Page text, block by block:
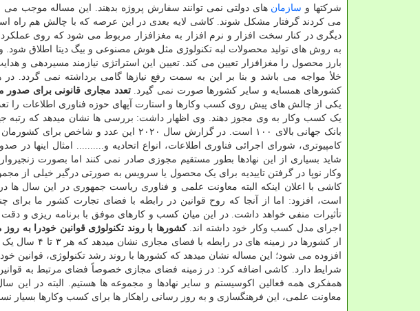
شرکتها و سازمان های دولتی نمی توانند سفارش پروژه بدهند. این مساله موجب
می کردند گرفتار مشکل شوند. کاشی لایه بعدی در این عرصه که با چالش هم راه
دیگری در کنار سخت افزار و نرم افزار به مغزافزار مربوط می شود که روی عملکرد
به روش های تولید محصولات لبه تکنولوژی مثل هوش مصنوعی و بیگ دیتا اطلاق
بارز محصول را مغزافزار تعیین می کند. تعیین این استراتژی نیازمند مسیردهی و
خلأ مواجه می باشد و بنا بر این به سمت رفع نیازها گامی برداشته نمی گردد.
کشورهای همسایه و سایر کشورها صورت نمی گیرد.تعدد مجاری قانونی برای
یکی از چالش های پیش روی کسب وکارها و استارت آپهای حوزه فناوری اطلاعات را تعدد
یک کسب وکار به وی مجوز دهند. وی اظهار داشت: بررسی ها نشان میدهد که رتبه
کامپیوتری، شورای اجرائی فناوری اطلاعات، انواع اتحادیه و.......... امثال اینها
شاید بسیاری از این نهادها بطور مستقیم مجوزی صادر نمی کنند اما بصورت
وکار نوپا در گرفتن تاییدیه برای یک محصول یا سرویس به صورتی درگیر خیلی از
کاشی با اعلان اینکه البته معاونت علمی و فناوری ریاست جمهوری در این سال ها
است، افزود: اما از آنجا که روح قوانین در رابطه با فضای تجارت کشور ما
تأثیرات منفی خواهد داشت. در این میان کسب و کارهای موفق با برنامه ریزی و
اجرای مدل کسب وکار خود داشته اند.کشورها با روند تکنولوژی قوانین خودرا به روز
از کشورها در
افزوده می شود؛ این مساله نشان میدهد که کشورها با روند رشد تکنولوژی، قوانین
شرایط دارد. کاشی اضافه کرد: در زمینه فضای مجازی خصوصاً فضای مرتبط به قوانین
همفکری همه فعالین اکوسیستم و سایر نهادها و مجموعه ها هستیم. البته در این
معاونت علمی، این فرهنگسازی و به روز رسانی راهکار ها برای کسب وکارها